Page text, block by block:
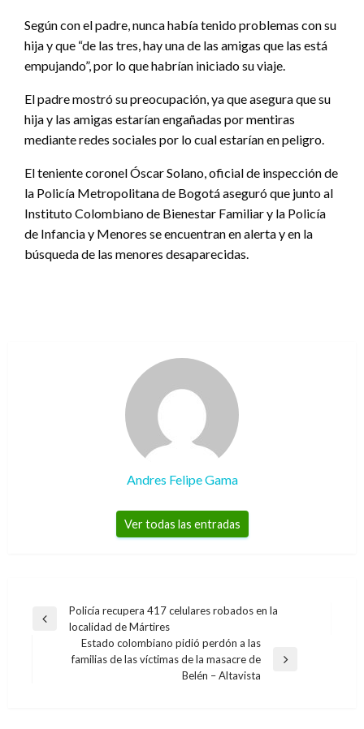
Según con el padre, nunca había tenido problemas con su
hija y que “de las tres, hay una de las amigas que las está
empujando”, por lo que habrían iniciado su viaje.
El padre mostró su preocupación, ya que asegura que su
hija y las amigas estarían engañadas por mentiras
mediante redes sociales por lo cual estarían en peligro.
El teniente coronel Óscar Solano, oficial de inspección de
la Policía Metropolitana de Bogotá aseguró que junto al
Instituto Colombiano de Bienestar Familiar y la Policía
de Infancia y Menores se encuentran en alerta y en la
búsqueda de las menores desaparecidas.
Andres Felipe Gama
Ver todas las entradas
Navegación
entradas
Entrada
Policía recupera 417 celulares robados en la
localidad de Mártires
Entrada
Estado colombiano pidió perdón a las
familias de las víctimas de la masacre de
Belén – Altavista